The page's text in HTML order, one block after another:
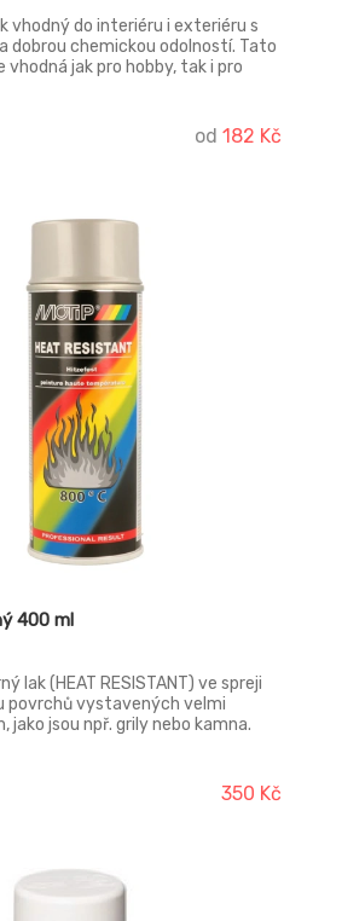
vhodný do interiéru i exteriéru s
dobrou chemickou odolností. Tato
vhodná jak pro hobby, tak i pro
od 182 Kč
400 ml
lak (HEAT RESISTANT) ve spreji
povrchů vystavených velmi
jsou npř. grily nebo kamna.
350 Kč